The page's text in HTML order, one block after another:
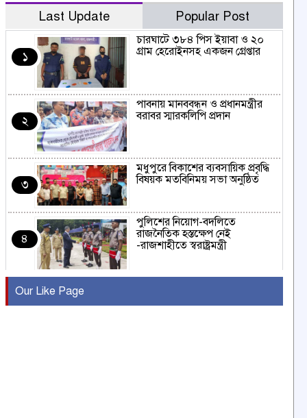
Last Update Popular Post
১
চারঘাটে ৩৮৪ পিস ইয়াবা ও ২০
গ্রাম হেরোইনসহ একজন গ্রেপ্তার
২
পাবনায় মানববন্ধন ও প্রধানমন্ত্রীর
বরাবর স্মারকলিপি প্রদান
৩
মধুপুরে বিকাশের ব্যবসায়িক প্রবৃদ্ধি
বিষয়ক মতবিনিময় সভা অনুষ্ঠিত
৪
পুলিশের নিয়োগ-বদলিতে
রাজনৈতিক হস্তক্ষেপ নেই
-রাজশাহীতে স্বরাষ্ট্রমন্ত্রী
৫
Our Like Page